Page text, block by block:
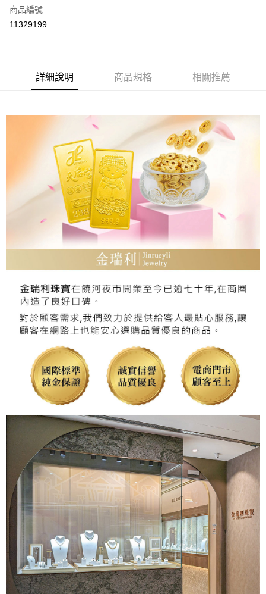
LINE Pay
ATM付款
商品編號
11329199
詳細說明 商品規格 相關推薦